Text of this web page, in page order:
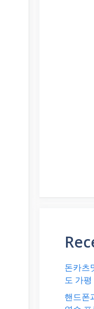
돈카츠
도 가
핸드폰